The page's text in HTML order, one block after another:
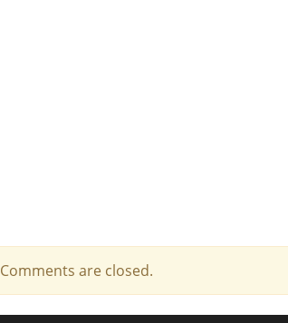
Comments are closed.